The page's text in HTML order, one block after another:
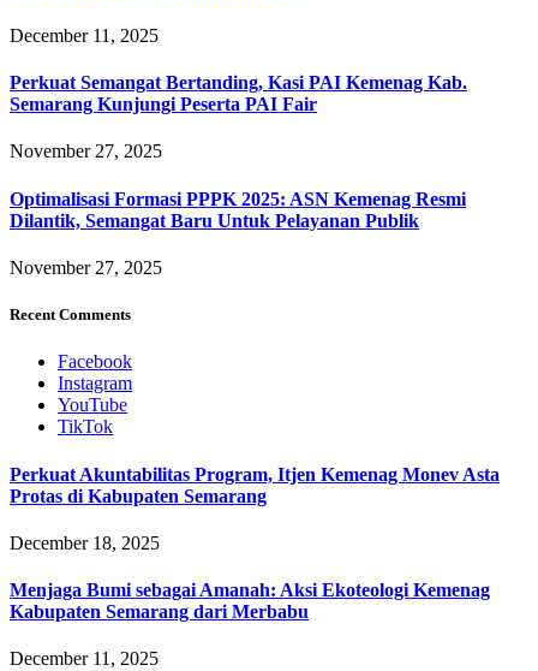
December 11, 2025
Perkuat Semangat Bertanding, Kasi PAI Kemenag Kab.
Semarang Kunjungi Peserta PAI Fair
November 27, 2025
Optimalisasi Formasi PPPK 2025: ASN Kemenag Resmi
Dilantik, Semangat Baru Untuk Pelayanan Publik
November 27, 2025
Recent Comments
Facebook
Instagram
YouTube
TikTok
Perkuat Akuntabilitas Program, Itjen Kemenag Monev Asta
Protas di Kabupaten Semarang
December 18, 2025
Menjaga Bumi sebagai Amanah: Aksi Ekoteologi Kemenag
Kabupaten Semarang dari Merbabu
December 11, 2025